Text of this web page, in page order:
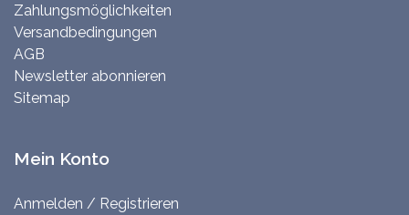
Zahlungsmöglichkeiten
Versandbedingungen
AGB
Newsletter abonnieren
Sitemap
Mein Konto
Anmelden / Registrieren